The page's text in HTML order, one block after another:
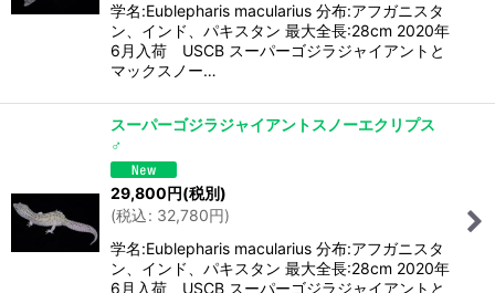
学名:Eublepharis macularius 分布:アフガニスタ
ン、インド、パキスタン 最大全長:28cm 2020年
6月入荷 USCB スーパーゴジラジャイアントと
マックスノー…
スーパーゴジラジャイアントスノーエクリプス
♂
29,800円(税別)
(税込: 32,780円)
学名:Eublepharis macularius 分布:アフガニスタ
ン、インド、パキスタン 最大全長:28cm 2020年
6月入荷 USCB スーパーゴジラジャイアントと